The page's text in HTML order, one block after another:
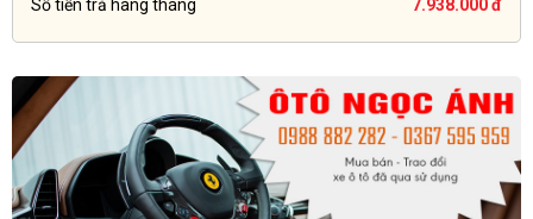
Số tiền trả hàng tháng 7.938.000 đ